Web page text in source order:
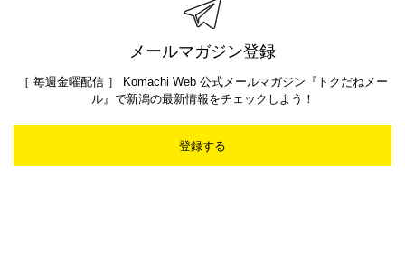
メールマガジン登録
［ 毎週金曜配信 ］ Komachi Web 公式メールマガジン『トクだねメー
ル』で新潟の最新情報をチェックしよう！
登録する